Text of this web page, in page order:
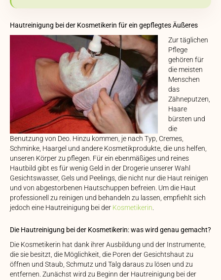
Hautreinigung bei der Kosmetikerin für ein gepflegtes Äußeres
Zur täglichen
Pflege
gehören für
die meisten
Menschen
das
Zähneputzen,
Haare
bürsten und
die
Benutzung von Deo. Hinzu kommen, je nach Typ, Cremes,
Schminke, Haargel und andere Kosmetikprodukte, die uns helfen,
unseren Körper zu pflegen. Für ein ebenmäßiges und reines
Hautbild gibt es für wenig Geld in der Drogerie unserer Wahl
Gesichtswasser, Gels und Peelings, die nicht nur die Haut reinigen
und von abgestorbenen Hautschuppen befreien. Um die Haut
professionell zu reinigen und behandeln zu lassen, empfiehlt sich
jedoch eine Hautreinigung bei der Kosmetikerin.
Die Hautreinigung bei der Kosmetikerin: was wird genau gemacht?
Die Kosmetikerin hat dank ihrer Ausbildung und der Instrumente,
die sie besitzt, die Möglichkeit, die Poren der Gesichtshaut zu
öffnen und Staub, Schmutz und Talg daraus zu lösen und zu
entfernen. Zunächst wird zu Beginn der Hautreinigung bei der